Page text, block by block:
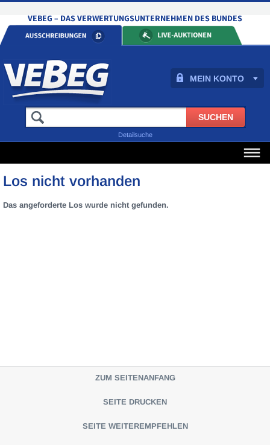
MEIN KONTO
Detailsuche
Los nicht vorhanden
Das angeforderte Los wurde nicht gefunden.
ZUM SEITENANFANG
SEITE DRUCKEN
SEITE WEITEREMPFEHLEN